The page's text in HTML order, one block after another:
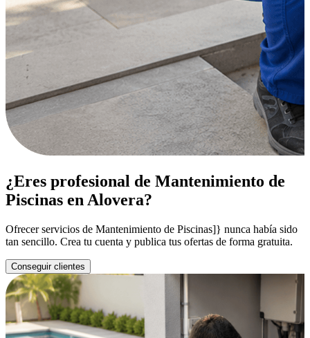
¿Eres profesional de Mantenimiento de
Piscinas en Alovera?
Ofrecer servicios de Mantenimiento de Piscinas]} nunca había sido
tan sencillo. Crea tu cuenta y publica tus ofertas de forma gratuita.
Conseguir clientes